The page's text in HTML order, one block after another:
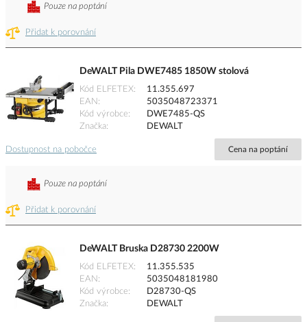
Přidat k porovnání
Pouze na poptání
DeWALT Pila DWE7485 1850W stolová
Kód ELFETEX
11.355.697
EAN
5035048723371
Kód výrobce
DWE7485-QS
Značka
DEWALT
Dostupnost na pobočce Cena na poptání
Přidat k porovnání
Pouze na poptání
DeWALT Bruska D28730 2200W
Kód ELFETEX
11.355.535
EAN
5035048181980
Kód výrobce
D28730-QS
Značka
DEWALT